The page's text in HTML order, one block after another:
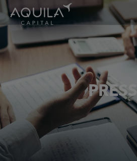
PRESS